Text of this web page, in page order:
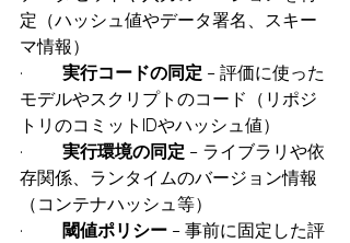
定（ハッシュ値やデータ署名、スキー
マ情報）
· 実行コードの同定 – 評価に使った
モデルやスクリプトのコード（リポジ
トリのコミットIDやハッシュ値）
· 実行環境の同定 – ライブラリや依
存関係、ランタイムのバージョン情報
（コンテナハッシュ等）
· 閾値ポリシー – 事前に固定した評